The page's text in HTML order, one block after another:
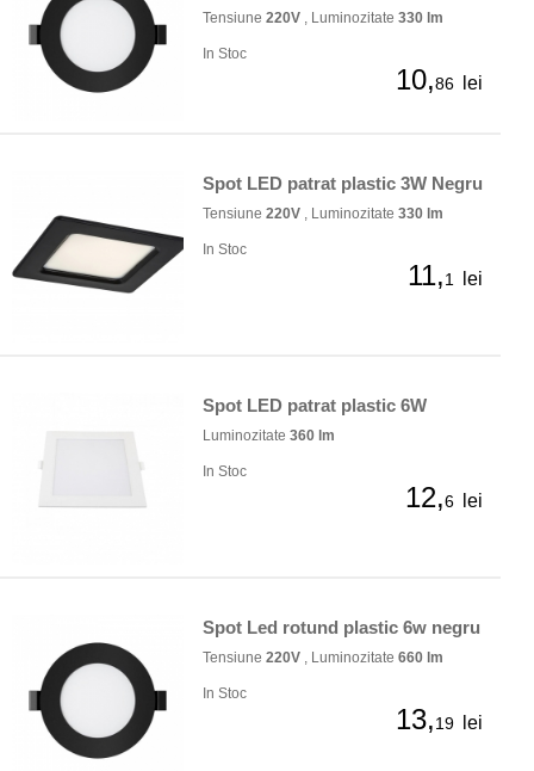
Tensiune 220V , Luminozitate 330 lm
In Stoc
10,86 lei
Spot LED patrat plastic 3W Negru
Tensiune 220V , Luminozitate 330 lm
In Stoc
11,1 lei
Spot LED patrat plastic 6W
Luminozitate 360 lm
In Stoc
12,6 lei
Spot Led rotund plastic 6w negru
Tensiune 220V , Luminozitate 660 lm
In Stoc
13,19 lei